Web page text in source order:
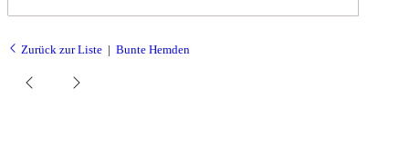
Zurück zur Liste Bunte Hemden